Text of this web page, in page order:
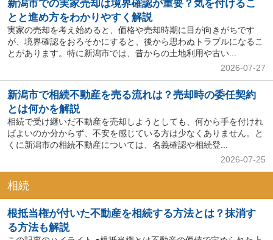
新潟市での実家売却は境界確認が重要？気を付けるこ
とと進め方をわかりやすく解説
実家の売却を考え始めると、価格や売却時期に目が向きがちです
が、境界確認をおろそかにすると、後から思わぬトラブルになるこ
とがあります。特に新潟市では、昔からの土地利用や古い...
2026-07-27
新潟市で相続不動産を売る流れは？売却時の委任契約
とは何かを解説
相続で受け継いだ不動産を売却しようとしても、何から手を付けれ
ばよいのか分からず、不安を感じている方は少なくありません。と
くに新潟市の相続不動産については、名義確認や相続登...
2026-07-25
相続
根抵当権が付いた不動産を相続する方法とは？抹消す
る方法も解説